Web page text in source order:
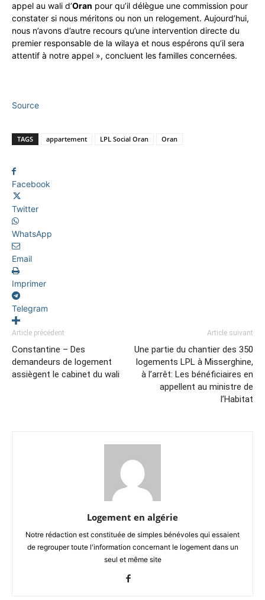
appel au wali d’Oran pour qu’il délègue une commission pour
constater si nous méritons ou non un relogement. Aujourd’hui,
nous n’avons d’autre recours qu’une intervention directe du
premier responsable de la wilaya et nous espérons qu’il sera
attentif à notre appel », concluent les familles concernées.
Source
TAGS appartement LPL Social Oran Oran
Facebook
Twitter
WhatsApp
Email
Imprimer
Telegram
Article précédent
Constantine – Des
demandeurs de logement
assiègent le cabinet du wali
Article suivant
Une partie du chantier des 350
logements LPL à Misserghine,
à l’arrêt: Les bénéficiaires en
appellent au ministre de
l’Habitat
Logement en algérie
Notre rédaction est constituée de simples bénévoles qui essaient
de regrouper toute l'information concernant le logement dans un
seul et même site